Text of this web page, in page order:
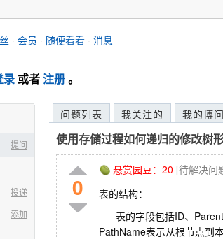
会员 随便看看 消息
录 或者注册。
提问
投递
添加
问题列表 我关注的 我的博问
使用存储过程如何递归的修改树
0
悬赏园豆： 20 [待解决问
表的结构：
表的字段包括ID、
PathName表示从根节点到